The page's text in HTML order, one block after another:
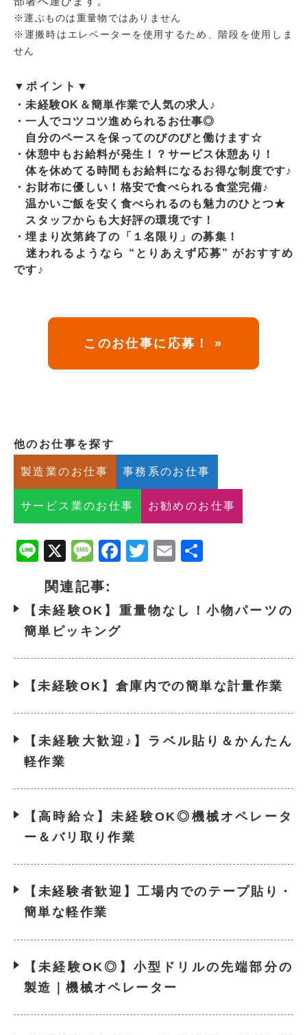
※運ぶものは重量物ではありません
※運搬時はエレベーターを使用するため、階段を使用しま
せん
▼ポイント▼
・未経験OK＆簡単作業で人気の求人♪
・一人でコツコツ進められるお仕事◎
自分のペースを保ってのびのびと働けます☆
・休憩中もお給料が発生！？サービス休憩あり！
体を休めてる時間もお給料になるお得な制度です♪
・お財布に優しい！格安で食べられる食堂完備♪
温かいご飯を安く食べられるのも魅力のひとつ★
スタッフからも大好評の環境です！
・埋まり次第終了の「１名限り」の募集！
迷われるようなら “とりあえず応募” がおすすめ
です♪
このお仕事に応募！ »
他のお仕事を探す
製造業のお仕事 事務系のお仕事
サービス業のお仕事 お勧めのお仕事
Line
X Message
Facebook
Twitter
Email
関連記事:
【未経験OK】重量物なし！小物パーツの
簡単ピッキング
【未経験OK】倉庫内での簡単な計量作業
【未経験大歓迎♪】ラベル貼り＆かんたん
軽作業
【高時給☆】未経験OK◎機械オペレータ
ー＆バリ取り作業
【未経験者歓迎】工場内でのテープ貼り・
簡単な軽作業
【未経験OK◎】小型ドリルの先端部分の
製造｜機械オペレーター